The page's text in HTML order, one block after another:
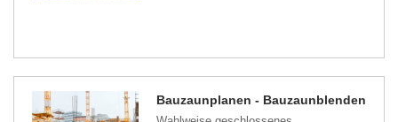
Bauzaunplanen - Bauzaunblenden